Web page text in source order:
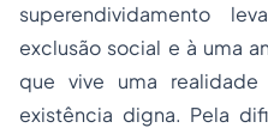
superendividamento
exclusão social e à uma
que vive uma
existência digna. Pela